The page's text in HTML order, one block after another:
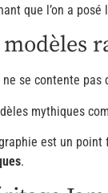
que l’on a
modèles
se contente pas
mythiques
est un
.